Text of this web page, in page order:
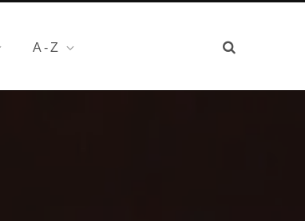
A-Z